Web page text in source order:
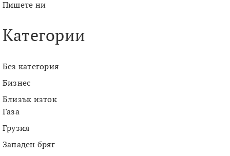
Пишете ни
Категории
Без категория
Бизнес
Близък изток
Газа
Грузия
Западен бряг